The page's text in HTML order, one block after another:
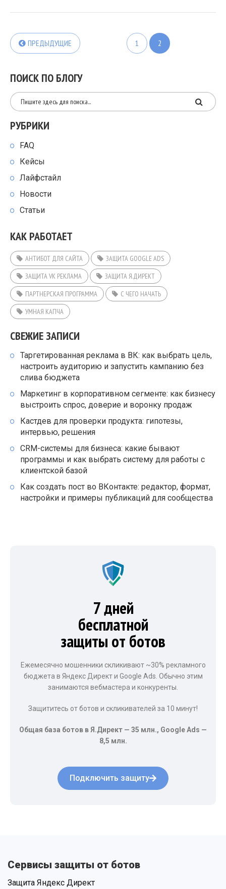
ПРЕДЫДУЩИЕ 1 2
ПОИСК ПО БЛОГУ
РУБРИКИ
FAQ
Кейсы
Лайфстайл
Новости
Статьи
КАК РАБОТАЕТ
АНТИБОТ ДЛЯ САЙТА
ЗАЩИТА GOOGLE ADS
ЗАЩИТА VK РЕКЛАМА
ЗАЩИТА Я.ДИРЕКТ
ПАРТНЕРСКАЯ ПРОГРАММА
С ЧЕГО НАЧАТЬ
УМНАЯ КАПЧА
СВЕЖИЕ ЗАПИСИ
Таргетированная реклама в ВК: как выбрать цель,
настроить аудиторию и запустить кампанию без
слива бюджета
Маркетинг в корпоративном сегменте: как бизнесу
выстроить спрос, доверие и воронку продаж
Кастдев для проверки продукта: гипотезы,
интервью, решения
CRM-системы для бизнеса: какие бывают
программы и как выбрать систему для работы с
клиентской базой
Как создать пост во ВКонтакте: редактор, формат,
настройки и примеры публикаций для сообщества
7 дней
бесплатной
защиты от ботов
Ежемесячно мошенники скликивают ~30% рекламного
бюджета в Яндекс Директ и Google Ads. Обычно этим
занимаются вебмастера и конкуренты.
Защититесь от ботов и скликивателей за 10 минут!
Общая база ботов в Я.Директ — 35 млн., Google Ads —
8,5 млн.
Подключить защиту
Сервисы защиты от ботов
Защита Яндекс Директ